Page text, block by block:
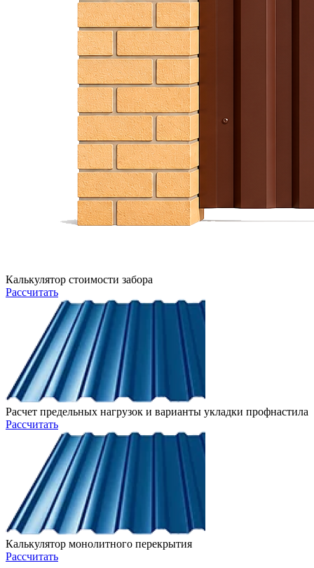
Калькулятор стоимости забора
Рассчитать
Расчет предельных нагрузок и варианты укладки профнастила
Рассчитать
Калькулятор монолитного перекрытия
Рассчитать